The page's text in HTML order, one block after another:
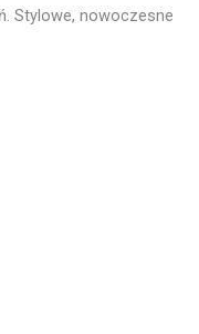
Stylowe, nowoczesne